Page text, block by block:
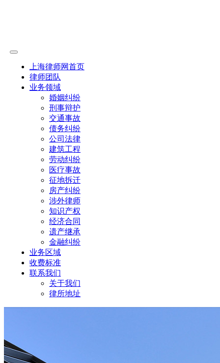
上海律师网首页
律师团队
业务领域
婚姻纠纷
刑事辩护
交通事故
债务纠纷
公司法律
建筑工程
劳动纠纷
医疗事故
征地拆迁
房产纠纷
涉外律师
知识产权
经济合同
遗产继承
金融纠纷
业务区域
收费标准
联系我们
关于我们
律所地址